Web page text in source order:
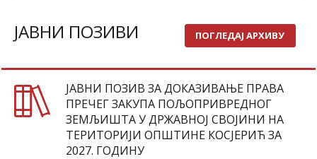
ЈАВНИ ПОЗИВИ ПОГЛЕДАЈ АРХИВУ
ЈАВНИ ПОЗИВ ЗА ДОКАЗИВАЊЕ ПРАВА
ПРЕЧЕГ ЗАКУПА ПОЉОПРИВРЕДНОГ
ЗЕМЉИШТА У ДРЖАВНОЈ СВОЈИНИ НА
ТЕРИТОРИЈИ ОПШТИНЕ КОСЈЕРИЋ ЗА
2027. ГОДИНУ